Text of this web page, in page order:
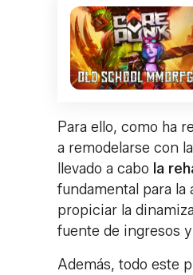
Para ello, como ha
a remodelarse con
llevado a cabo la
fundamental para
propiciar la
fuente de ingresos
Además, todo este